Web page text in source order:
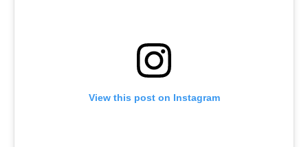
View this post on Instagram